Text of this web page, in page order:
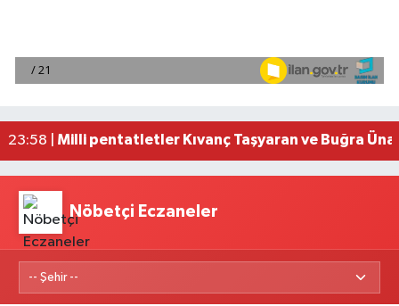
00:39 |
Mersin'de uyuşturucu operasyonunda 190
23:58 | Milli pentatletler Kıvanç Taşyaran ve Buğra
Nöbetçi Eczaneler